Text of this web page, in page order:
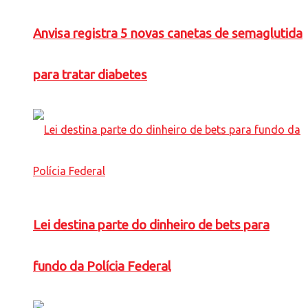
Anvisa registra 5 novas canetas de semaglutida
para tratar diabetes
Lei destina parte do dinheiro de bets para
fundo da Polícia Federal